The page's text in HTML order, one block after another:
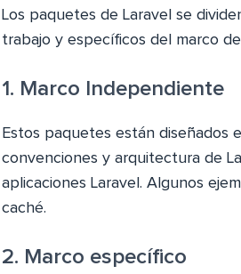
Los paquetes de Laravel se
trabajo y específicos del marco
1. Marco Independiente
Estos paquetes están diseñados
convenciones y arquitectura de
aplicaciones Laravel. Algunos
caché.
2. Marco específico